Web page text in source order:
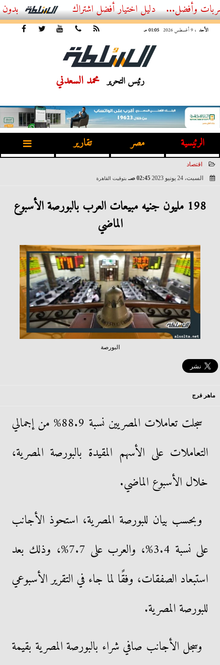
أفضل اشتراك IPTV بدون تقطيع 2026 – دليل المشاهد العصري
الأحد ، 9 أغسطس 2026 01:05 مـ
رئيس التحرير محمد السعدني
الرئيسية مصر تقارير
اقتصاد
السبت، 24 يونيو 2023
02:45 صـ بتوقيت القاهرة
198 مليون جنيه مبيعات العرب بالبورصة الأسبوع
الماضي
البورصة
ماهر فرج
سجلت تعاملات المصريين نسبة 88.9% من إجمالي
التعاملات على الأسهم المقيدة بالبورصة المصرية،
خلال الأسبوع الماضي.
وبحسب بيان للبورصة المصرية، استحوذ الأجانب
على نسبة 3.4%، والعرب على 7.7%، وذلك بعد
استبعاد الصفقات، وفقًا لما جاء في التقرير الأسبوعي
للبورصة المصرية.
وسجل الأجانب صافي شراء بالبورصة المصرية بقيمة